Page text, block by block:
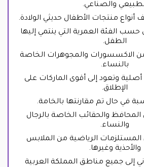
والصناعي.
منتجات الأطفال حديثي الولادة.
الفئة العمرية التي ينتمي إليها
الطفل.
من الاكسسورات والمجوهرات الخاصة
بالنساء.
وتعود إلى أقوى الماركات على
الإطلاق.
في حال تم مقارنتها بالخامة.
المحافظ والحقائب الخاصة بالرجال
والنساء.
المستلزمات الرياضية من الملابس
والأحذية وغيرها.
إلى جميع مناطق المملكة العربية